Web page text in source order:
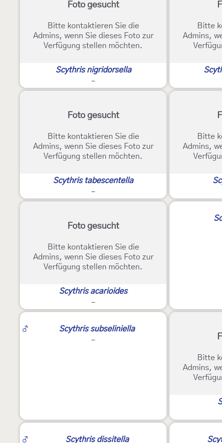
Foto gesucht
Bitte kontaktieren Sie die
Admins, wenn Sie dieses Foto zur
Verfügung stellen möchten.
Scythris nigridorsella
-
Bitte
Admins,
Foto gesucht
Bitte kontaktieren Sie die
Admins, wenn Sie dieses Foto zur
Verfügung stellen möchten.
Scythris tabescentella
-
Bitte
Admins,
Foto gesucht
Bitte kontaktieren Sie die
Admins, wenn Sie dieses Foto zur
Verfügung stellen möchten.
Scythris acarioides
-
♂ Scythris subseliniella
-
Bitte
Admins,
♂ Scythris dissitella